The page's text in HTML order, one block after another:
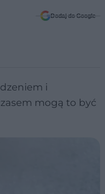
Dodaj do Google
i
mogą to być